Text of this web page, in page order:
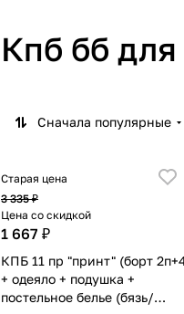
Кпб бб
Сначала популярные
Старая цена
3 335 ₽
Цена со скидкой
1 667 ₽
КПБ 11 пр "принт" (борт
+ одеяло + подушка +
постельное белье (бязь/